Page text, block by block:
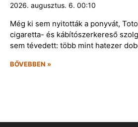
2026. augusztus. 6. 00:10
Még ki sem nyitották a ponyvát,
cigaretta- és kábítószerkereső
sem tévedett: több mint hatezer
BŐVEBBEN »